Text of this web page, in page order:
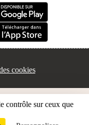
cookies
contrôle sur ceux que